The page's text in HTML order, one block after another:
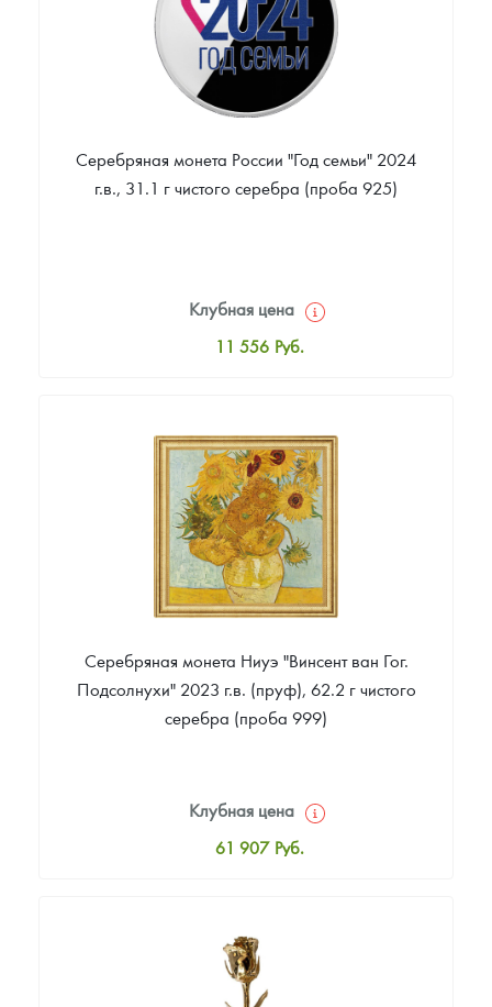
Серебряная монета России "Год семьи" 2024
г.в., 31.1 г чистого серебра (проба 925)
Клубная цена
11 556 Руб.
Цена выкупа
Звоните
Серебряная монета Ниуэ "Винсент ван Гог.
Подсолнухи" 2023 г.в. (пруф), 62.2 г чистого
серебра (проба 999)
Клубная цена
61 907 Руб.
Цена выкупа
Звоните